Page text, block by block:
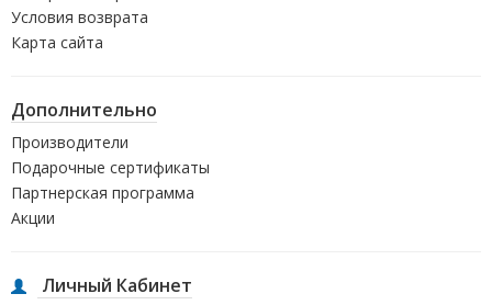
Условия возврата
Карта сайта
Дополнительно
Производители
Подарочные сертификаты
Партнерская программа
Акции
Личный Кабинет